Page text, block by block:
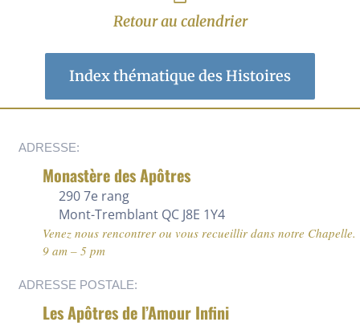
Retour au calendrier
Index thématique des Histoires
ADRESSE:
Monastère des Apôtres
290 7e rang
Mont-Tremblant QC J8E 1Y4
Venez nous rencontrer ou vous recueillir dans notre Chapelle.
9 am – 5 pm
ADRESSE POSTALE:
Les Apôtres de l’Amour Infini